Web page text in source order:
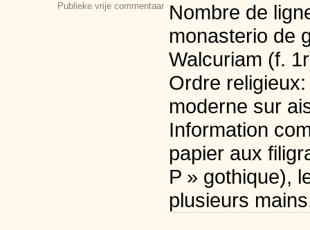
Publieke vrije commentaar Nombre de
monasterio de
Walcuriam (f.
Ordre
moderne sur
Information
papier aux
P » gothique),
plusieurs